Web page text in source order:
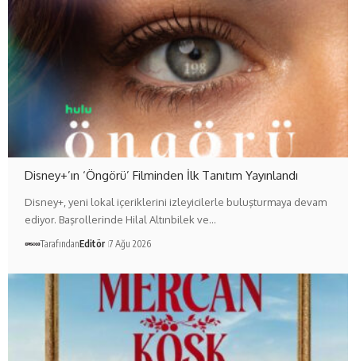
Disney+’ın ‘Öngörü’ Filminden İlk Tanıtım Yayınlandı
Disney+, yeni lokal içeriklerini izleyicilerle buluşturmaya devam
ediyor. Başrollerinde Hilal Altınbilek ve…
TarafındanEditör 7 Ağu 2026